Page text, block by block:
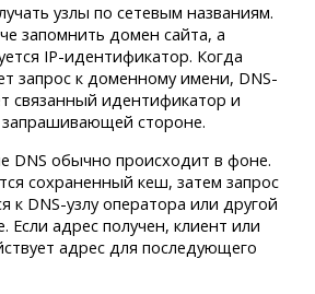
узлы по сетевым названиям.
запомнить домен сайта, а
IP-идентификатор. Когда
запрос к доменному имени, DNS-
связанный идентификатор и
запрашивающей стороне.
DNS обычно происходит в фоне.
сохраненный кеш, затем запрос
к DNS-узлу оператора или другой
Если адрес получен, клиент или
адрес для последующего